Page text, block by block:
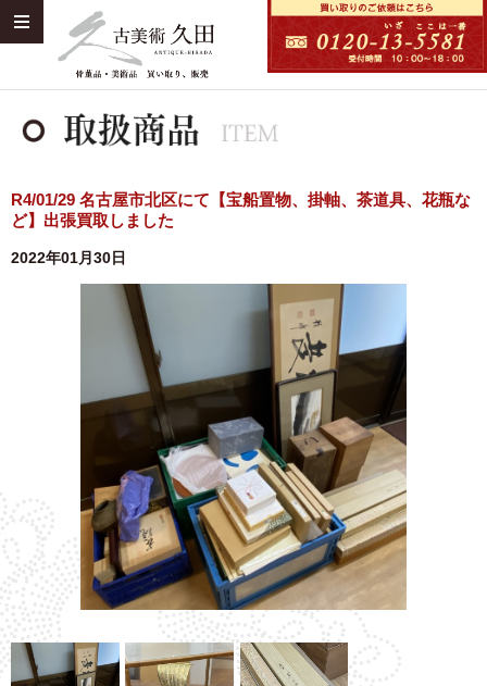
R4/01/29 名古屋市北区にて【宝船置物、掛軸、茶道具、花瓶な
ど】出張買取しました
2022年01月30日